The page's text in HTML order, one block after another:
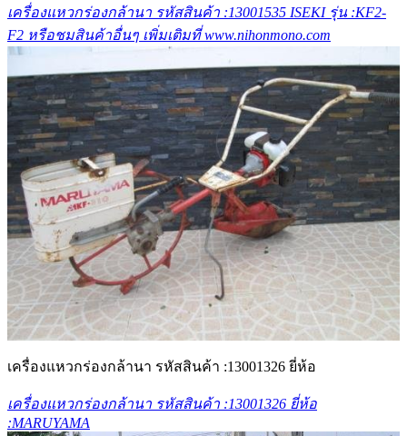
เครื่องแหวกร่องกล้านา รหัสสินค้า :13001535 ISEKI รุ่น :KF2-
F2 หรือชมสินค้าอื่นๆ เพิ่มเติมที่ www.nihonmono.com
เครื่องแหวกร่องกล้านา รหัสสินค้า :13001326 ยี่ห้อ
เครื่องแหวกร่องกล้านา รหัสสินค้า :13001326 ยี่ห้อ
:MARUYAMA